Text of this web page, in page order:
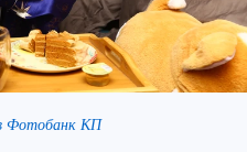
Фотобанк КП